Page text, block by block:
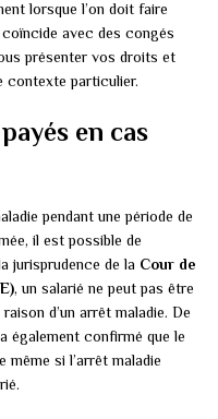
lorsque l’on doit faire
avec des congés
présenter vos droits et
contexte particulier.
en cas
pendant une période de
il est possible de
jurisprudence de la Cour de
, un salarié ne peut pas être
d’un arrêt maladie. De
également confirmé que le
si l’arrêt maladie